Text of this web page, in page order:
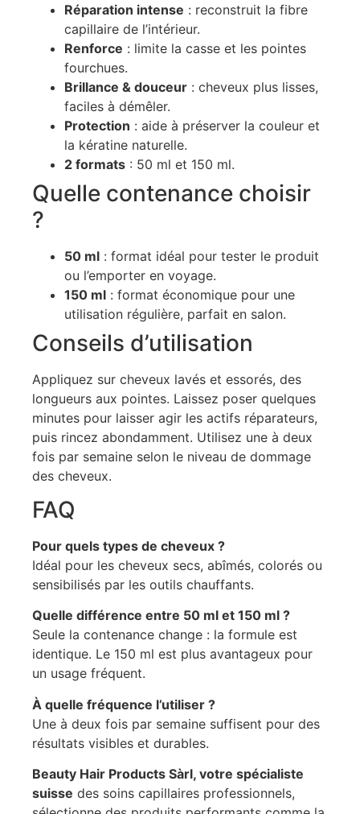
Réparation intense : reconstruit la fibre
capillaire de l’intérieur.
Renforce : limite la casse et les pointes
fourchues.
Brillance & douceur : cheveux plus lisses,
faciles à démêler.
Protection : aide à préserver la couleur et
la kératine naturelle.
2 formats : 50 ml et 150 ml.
Quelle contenance choisir
?
50 ml : format idéal pour tester le produit
ou l’emporter en voyage.
150 ml : format économique pour une
utilisation régulière, parfait en salon.
Conseils d’utilisation
Appliquez sur cheveux lavés et essorés, des
longueurs aux pointes. Laissez poser quelques
minutes pour laisser agir les actifs réparateurs,
puis rincez abondamment. Utilisez une à deux
fois par semaine selon le niveau de dommage
des cheveux.
FAQ
Pour quels types de cheveux ?
Idéal pour les cheveux secs, abîmés, colorés ou
sensibilisés par les outils chauffants.
Quelle différence entre 50 ml et 150 ml ?
Seule la contenance change : la formule est
identique. Le 150 ml est plus avantageux pour
un usage fréquent.
À quelle fréquence l’utiliser ?
Une à deux fois par semaine suffisent pour des
résultats visibles et durables.
Beauty Hair Products Sàrl, votre spécialiste
suisse des soins capillaires professionnels,